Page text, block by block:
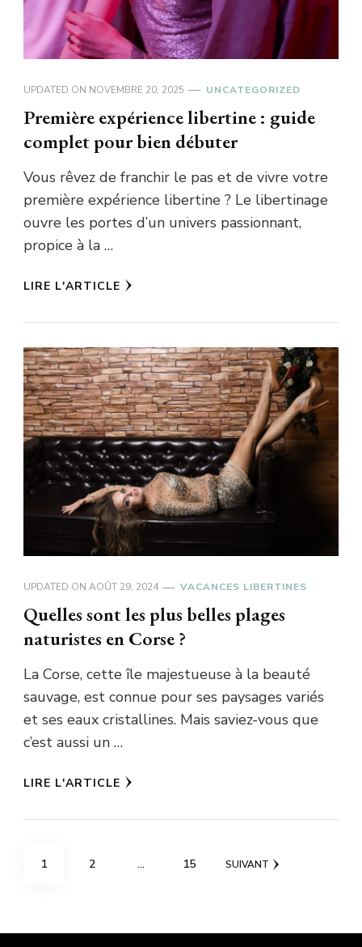
UPDATED ON NOVEMBRE 20, 2025 UNCATEGORIZED
Première expérience libertine : guide
complet pour bien débuter
Vous rêvez de franchir le pas et de vivre votre
première expérience libertine ? Le libertinage
ouvre les portes d’un univers passionnant,
propice à la …
LIRE L'ARTICLE
UPDATED ON AOÛT 29, 2024 VACANCES LIBERTINES
Quelles sont les plus belles plages
naturistes en Corse ?
La Corse, cette île majestueuse à la beauté
sauvage, est connue pour ses paysages variés
et ses eaux cristallines. Mais saviez-vous que
c’est aussi un …
LIRE L'ARTICLE
Pagination
PAGE
1 PAGE
2 … PAGE
15 SUIVANT